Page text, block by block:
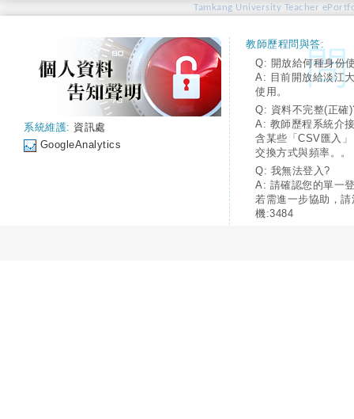
Tamkang University Teacher
系統維護: 資訊處
GoogleAnalytics
教師歷程問與答:
Q: 開放給何種身份
A: 目前開放給淡江
使用。
Q: 資料不完整(正確
A: 教師歷程系統介
含某些「CSV匯入
交換方式與頻率。。
Q: 我無法登入?
A: 請確認您的單一
若需進一步協助，
機:3484